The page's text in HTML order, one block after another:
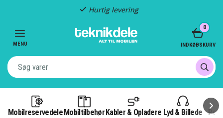
Hurtig levering
MENU
Mobilreservedele Mobiltilbehør Kabler & Opladere Lyd & Billede
0
INDKØBSKURV